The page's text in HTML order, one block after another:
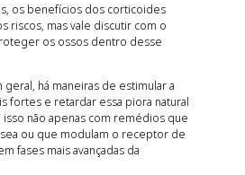
os benefícios dos corticoides
riscos, mas vale discutir com o
os ossos dentro desse
há maneiras de estimular a
fortes e retardar essa piora natural
isso não apenas com remédios que
ou que modulam o receptor de
fases mais avançadas da